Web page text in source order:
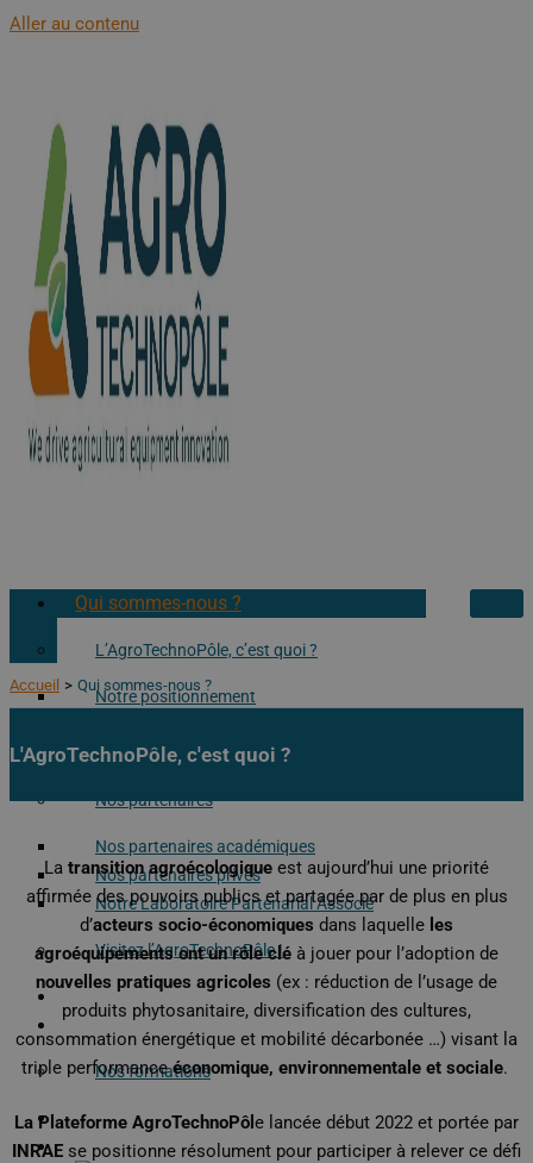
Aller au contenu
Qui sommes-nous ?
L’AgroTechnoPôle, c’est quoi ?
Notre positionnement
Notre historique
Nos partenaires
Nos partenaires académiques
Nos partenaires privés
Notre Laboratoire Partenarial Associé
Visitez l’AgroTechnoPôle !
Nos moyens
Nos services
Nos formations
Documents
Contactez-nous !
Accueil Qui sommes-nous ?
L'AgroTechnoPôle, c'est quoi ?
La transition agroécologique est aujourd’hui une priorité
affirmée des pouvoirs publics et partagée par de plus en plus
d’acteurs socio-économiques dans laquelle les
agroéquipements ont un rôle clé à jouer pour l’adoption de
nouvelles pratiques agricoles (ex : réduction de l’usage de
produits phytosanitaire, diversification des cultures,
consommation énergétique et mobilité décarbonée …) visant la
triple performanceéconomique, environnementale et sociale.
La Plateforme AgroTechnoPôl e lancée début 2022 et portée par
INRAE se positionne résolument pour participer à relever ce défi